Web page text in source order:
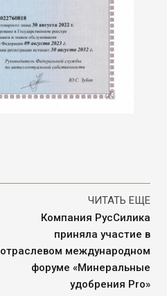
ЧИТАТЬ ЕЩЕ
Компания РусСилика
приняла участие в
отраслевом международном
форуме «Минеральные
удобрения Pro»